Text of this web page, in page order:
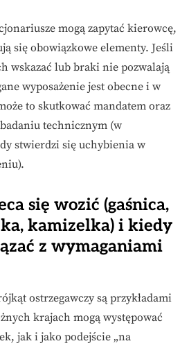
mogą zapytać kierowcę,
się obowiązkowe elementy. Jeśli
wskazać lub braki nie pozwalają
wyposażenie jest obecne i w
to skutkować mandatem oraz
technicznym (w
stwierdzi się uchybienia w
się wozić (gaśnica,
kamizelka) i kiedy
z wymaganiami
ostrzegawczy są przykładami
krajach mogą występować
jak i jako podejście „na